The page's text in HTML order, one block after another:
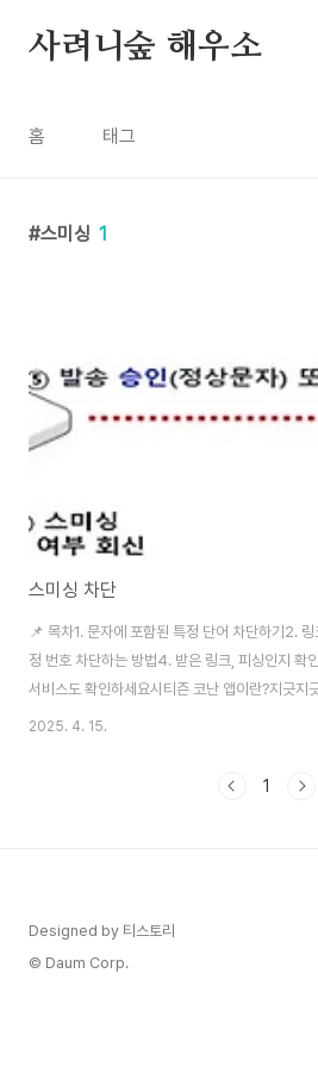
사려니숲 해우소
홈 태그
스미싱 1
스미싱 차단
📌 목차1. 문자에 포함된 특정 단어 차단하기2.
정 번호 차단하는 방법4. 받은 링크, 피싱인지 확
서비스도 확인하세요시티즌 코난 앱이란?지긋지
단하는 꿀팁!매일같이 아침부터 저녁까지 끊임없
문에 고생 많으셨죠? 저도 그랬는데요, 휴대폰에
2025. 4. 15.
1
Designed by 티스토리
© Daum Corp.